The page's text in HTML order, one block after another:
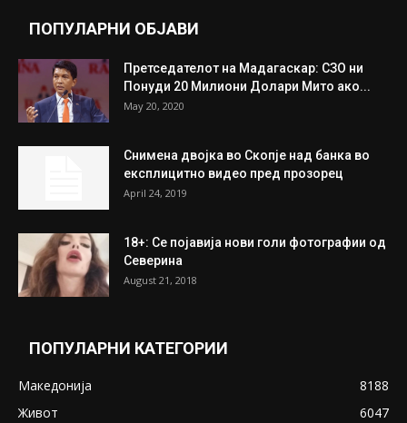
ПОПУЛАРНИ ОБЈАВИ
Претседателот на Мадагаскар: СЗО ни
Понуди 20 Милиони Долари Мито ако...
May 20, 2020
Снимена двојка во Скопје над банка во
експлицитно видео пред прозорец
April 24, 2019
18+: Се појавија нови голи фотографии од
Северина
August 21, 2018
ПОПУЛАРНИ КАТЕГОРИИ
Македонија
8188
Живот
6047